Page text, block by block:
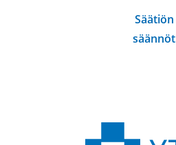
Säätiön
säännöt